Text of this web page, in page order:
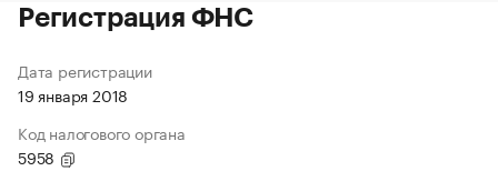
Регистрация ФНС
Дата регистрации
19 января 2018
Код налогового органа
5958